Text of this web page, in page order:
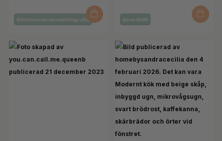
Inlägg
av
@brittvandenbroekfotografie
Inlägg
av
@nordh90